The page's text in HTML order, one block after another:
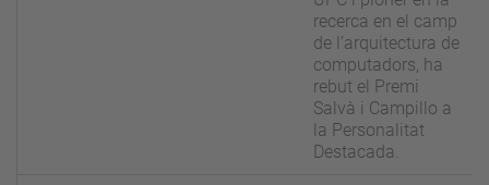
recerca en el camp
de l’arquitectura de
computadors, ha
rebut el Premi
Salvà i Campillo a
la Personalitat
Destacada.